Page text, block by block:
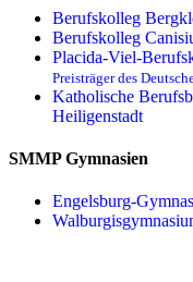
Berufskolleg
Berufskolleg
Placida-Viel-
Preisträger des
Katholische
Heiligenstadt
SMMP Gymnasien
Engelsburg-